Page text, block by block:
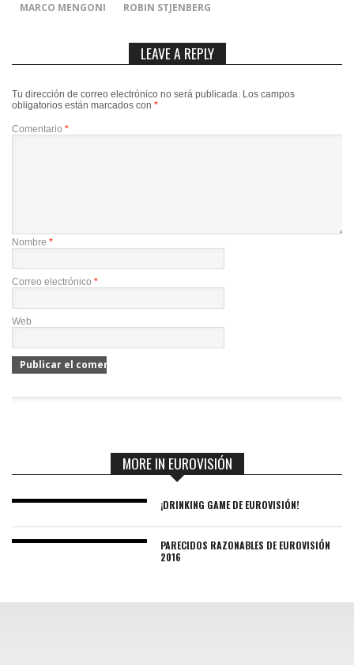
MARCO MENGONI
ROBIN STJENBERG
LEAVE A REPLY
Tu dirección de correo electrónico no será publicada. Los campos
obligatorios están marcados con *
Comentario *
Nombre *
Correo electrónico *
Web
MORE IN EUROVISIÓN
¡DRINKING GAME DE EUROVISIÓN!
PARECIDOS RAZONABLES DE EUROVISIÓN
2016